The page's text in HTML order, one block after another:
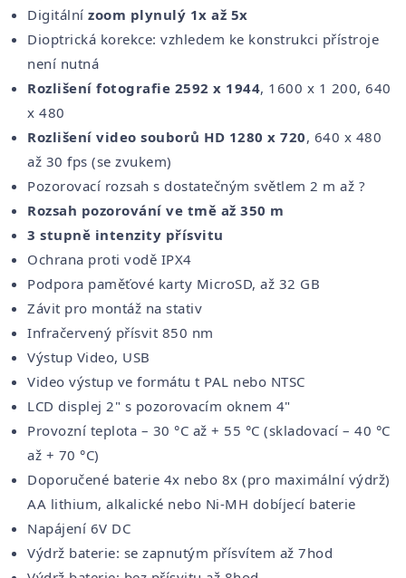
Digitální zoom plynulý 1x až 5x
Dioptrická korekce: vzhledem ke konstrukci přístroje
není nutná
Rozlišení fotografie 2592 x 1944, 1600 x 1 200, 640
x 480
Rozlišení video souborů HD 1280 x 720, 640 x 480
až 30 fps (se zvukem)
Pozorovací rozsah s dostatečným světlem 2 m až ?
Rozsah pozorování ve tmě až 350 m
3 stupně intenzity přísvitu
Ochrana proti vodě IPX4
Podpora paměťové karty MicroSD, až 32 GB
Závit pro montáž na stativ
Infračervený přísvit 850 nm
Výstup Video, USB
Video výstup ve formátu t PAL nebo NTSC
LCD displej 2" s pozorovacím oknem 4"
Provozní teplota – 30 °C až + 55 °C (skladovací – 40 °C
až + 70 °C)
Doporučené baterie 4x nebo 8x (pro maximální výdrž)
AA lithium, alkalické nebo Ni-MH dobíjecí baterie
Napájení 6V DC
Výdrž baterie: se zapnutým přísvítem až 7hod